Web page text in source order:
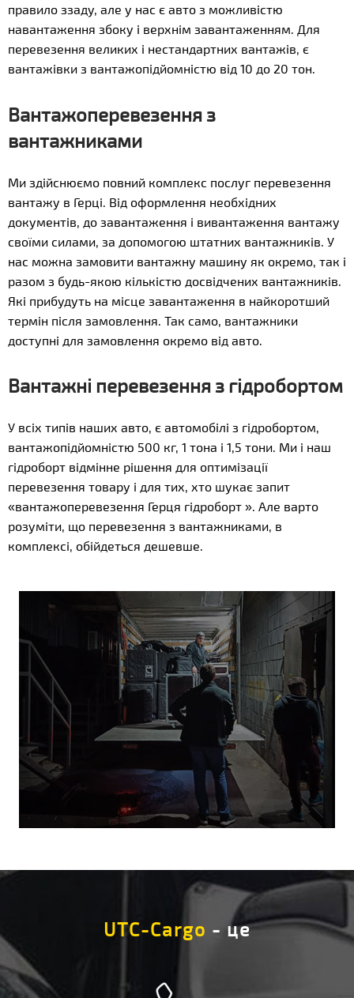
правило ззаду, але у нас є авто з можливістю
навантаження збоку і верхнім завантаженням. Для
перевезення великих і нестандартних вантажів, є
вантажівки з вантажопідйомністю від 10 до 20 тон.
Вантажоперевезення з
вантажниками
Ми здійснюємо повний комплекс послуг перевезення
вантажу в Герці. Від оформлення необхідних
документів, до завантаження і вивантаження вантажу
своїми силами, за допомогою штатних вантажників. У
нас можна замовити вантажну машину як окремо, так і
разом з будь-якою кількістю досвідчених вантажників.
Які прибудуть на місце завантаження в найкоротший
термін після замовлення. Так само, вантажники
доступні для замовлення окремо від авто.
Вантажні перевезення з гідробортом
У всіх типів наших авто, є автомобілі з гідробортом,
вантажопідйомністю 500 кг, 1 тона і 1,5 тони. Ми і наш
гідроборт відмінне рішення для оптимізації
перевезення товару і для тих, хто шукає запит
«вантажоперевезення Герця гідроборт ». Але варто
розуміти, що перевезення з вантажниками, в
комплексі, обійдеться дешевше.
UTC-Cargo - це